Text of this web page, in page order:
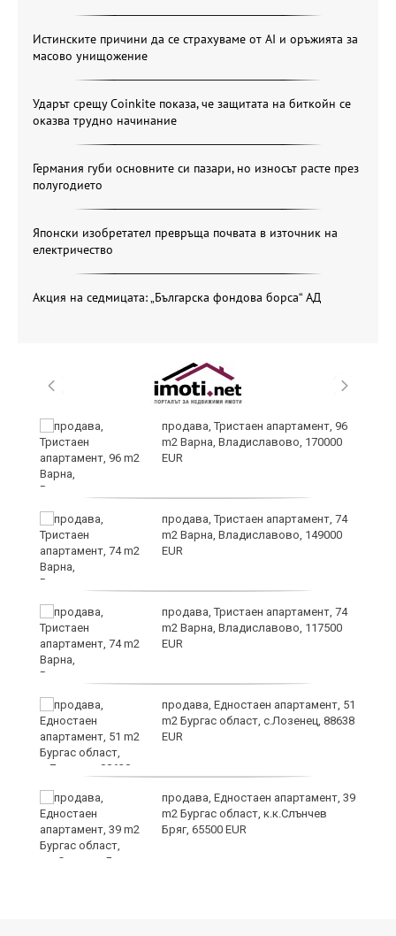
Истинските причини да се страхуваме от AI и оръжията за
масово унищожение
Ударът срещу Coinkite показа, че защитата на биткойн се
оказва трудно начинание
Германия губи основните си пазари, но износът расте през
полугодието
Японски изобретател превръща почвата в източник на
електричество
Акция на седмицата: „Българска фондова борса“ АД
продава, Тристаен апартамент, 96
m2 Варна, Владиславово, 170000
EUR
продава, Тристаен апартамент, 74
m2 Варна, Владиславово, 149000
EUR
продава, Тристаен апартамент, 74
m2 Варна, Владиславово, 117500
EUR
продава, Едностаен апартамент, 51
m2 Бургас област, с.Лозенец, 88638
EUR
продава, Едностаен апартамент, 39
m2 Бургас област, к.к.Слънчев
Бряг, 65500 EUR